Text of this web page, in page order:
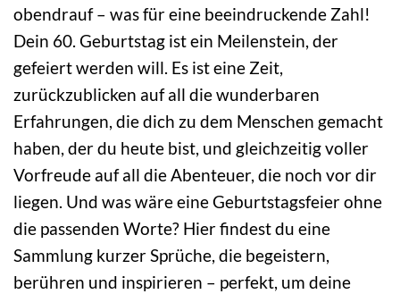
obendrauf – was für eine beeindruckende Zahl!
Dein 60. Geburtstag ist ein Meilenstein, der
gefeiert werden will. Es ist eine Zeit,
zurückzublicken auf all die wunderbaren
Erfahrungen, die dich zu dem Menschen gemacht
haben, der du heute bist, und gleichzeitig voller
Vorfreude auf all die Abenteuer, die noch vor dir
liegen. Und was wäre eine Geburtstagsfeier ohne
die passenden Worte? Hier findest du eine
Sammlung kurzer Sprüche, die begeistern,
berühren und inspirieren – perfekt, um deine